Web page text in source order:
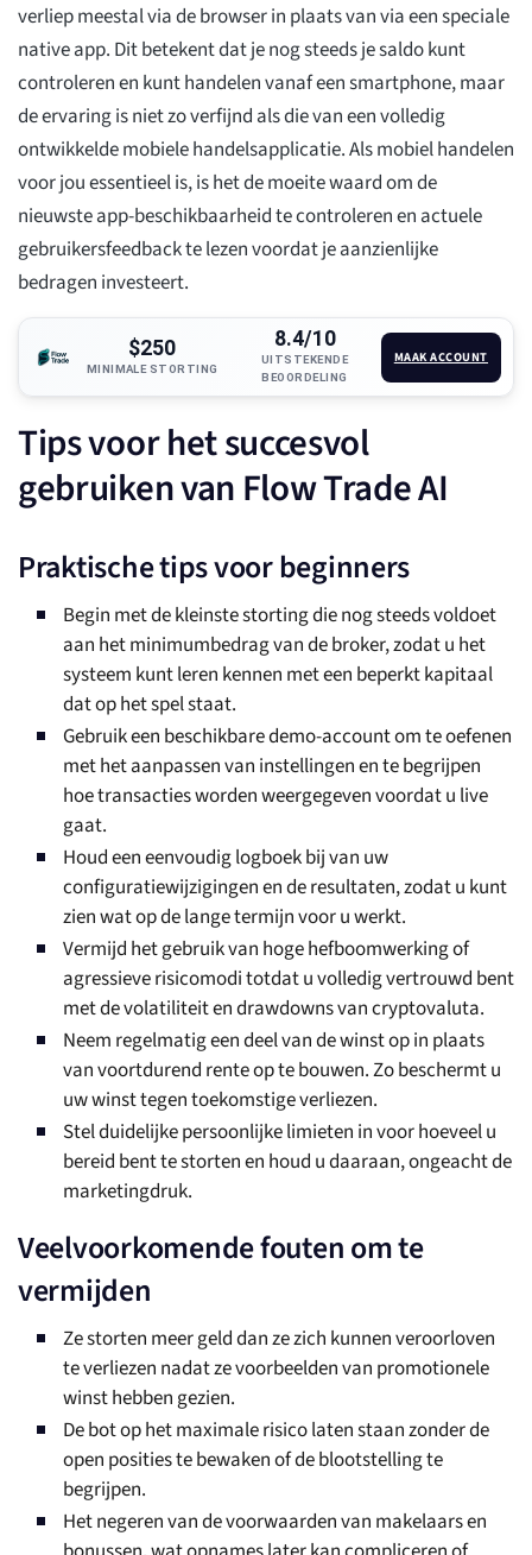
verliep meestal via de browser in plaats van via een speciale
native app. Dit betekent dat je nog steeds je saldo kunt
controleren en kunt handelen vanaf een smartphone, maar
de ervaring is niet zo verfijnd als die van een volledig
ontwikkelde mobiele handelsapplicatie. Als mobiel handelen
voor jou essentieel is, is het de moeite waard om de
nieuwste app-beschikbaarheid te controleren en actuele
gebruikersfeedback te lezen voordat je aanzienlijke
bedragen investeert.
$250
MINIMALE STORTING
8.4/10
UITSTEKENDE
BEOORDELING
MAAK ACCOUNT
Tips voor het succesvol
gebruiken van Flow Trade AI
Praktische tips voor beginners
Begin met de kleinste storting die nog steeds voldoet
aan het minimumbedrag van de broker, zodat u het
systeem kunt leren kennen met een beperkt kapitaal
dat op het spel staat.
Gebruik een beschikbare demo-account om te oefenen
met het aanpassen van instellingen en te begrijpen
hoe transacties worden weergegeven voordat u live
gaat.
Houd een eenvoudig logboek bij van uw
configuratiewijzigingen en de resultaten, zodat u kunt
zien wat op de lange termijn voor u werkt.
Vermijd het gebruik van hoge hefboomwerking of
agressieve risicomodi totdat u volledig vertrouwd bent
met de volatiliteit en drawdowns van cryptovaluta.
Neem regelmatig een deel van de winst op in plaats
van voortdurend rente op te bouwen. Zo beschermt u
uw winst tegen toekomstige verliezen.
Stel duidelijke persoonlijke limieten in voor hoeveel u
bereid bent te storten en houd u daaraan, ongeacht de
marketingdruk.
Veelvoorkomende fouten om te
vermijden
Ze storten meer geld dan ze zich kunnen veroorloven
te verliezen nadat ze voorbeelden van promotionele
winst hebben gezien.
De bot op het maximale risico laten staan zonder de
open posities te bewaken of de blootstelling te
begrijpen.
Het negeren van de voorwaarden van makelaars en